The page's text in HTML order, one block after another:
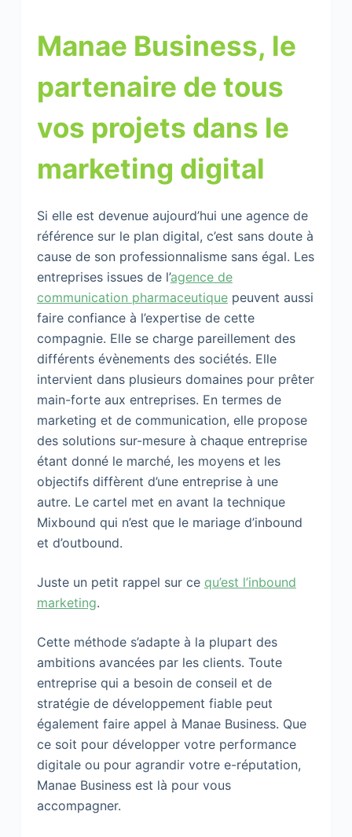
Manae Business, le
partenaire de tous
vos projets dans le
marketing digital
Si elle est devenue aujourd’hui une agence de
référence sur le plan digital, c’est sans doute à
cause de son professionnalisme sans égal. Les
entreprises issues de l’agence de
communication pharmaceutiquepeuvent aussi
faire confiance à l’expertise de cette
compagnie. Elle se charge pareillement des
différents évènements des sociétés. Elle
intervient dans plusieurs domaines pour prêter
main-forte aux entreprises. En termes de
marketing et de communication, elle propose
des solutions sur-mesure à chaque entreprise
étant donné le marché, les moyens et les
objectifs diffèrent d’une entreprise à une
autre. Le cartel met en avant la technique
Mixbound qui n’est que le mariage d’inbound
et d’outbound.
Juste un petit rappel sur ce qu’est l’inbound
marketing.
Cette méthode s’adapte à la plupart des
ambitions avancées par les clients. Toute
entreprise qui a besoin de conseil et de
stratégie de développement fiable peut
également faire appel à Manae Business. Que
ce soit pour développer votre performance
digitale ou pour agrandir votre e-réputation,
Manae Business est là pour vous
accompagner.